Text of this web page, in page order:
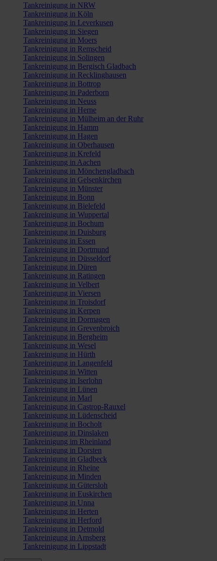
Tankreinigung in NRW
Tankreinigung in Köln
Tankreinigung in Leverkusen
Tankreinigung in Siegen
Tankreinigung in Moers
Tankreinigung in Remscheid
Tankreinigung in Solingen
Tankreinigung in Bergisch Gladbach
Tankreinigung in Recklinghausen
Tankreinigung in Bottrop
Tankreinigung in Paderborn
Tankreinigung in Neuss
Tankreinigung in Herne
Tankreinigung in Mülheim an der Ruhr
Tankreinigung in Hamm
Tankreinigung in Hagen
Tankreinigung in Oberhausen
Tankreinigung in Krefeld
Tankreinigung in Aachen
Tankreinigung in Mönchengladbach
Tankreinigung in Gelsenkirchen
Tankreinigung in Münster
Tankreinigung in Bonn
Tankreinigung in Bielefeld
Tankreinigung in Wuppertal
Tankreinigung in Bochum
Tankreinigung in Duisburg
Tankreinigung in Essen
Tankreinigung in Dortmund
Tankreinigung in Düsseldorf
Tankreinigung in Düren
Tankreinigung in Ratingen
Tankreinigung in Velbert
Tankreinigung in Viersen
Tankreinigung in Troisdorf
Tankreinigung in Kerpen
Tankreinigung in Dormagen
Tankreinigung in Grevenbroich
Tankreinigung in Bergheim
Tankreinigung in Wesel
Tankreinigung in Hürth
Tankreinigung in Langenfeld
Tankreinigung in Witten
Tankreinigung in Iserlohn
Tankreinigung in Lünen
Tankreinigung in Marl
Tankreinigung in Castrop-Rauxel
Tankreinigung in Lüdenscheid
Tankreinigung in Bocholt
Tankreinigung in Dinslaken
Tankreinigung im Rheinland
Tankreinigung in Dorsten
Tankreinigung in Gladbeck
Tankreinigung in Rheine
Tankreinigung in Minden
Tankreinigung in Gütersloh
Tankreinigung in Euskirchen
Tankreinigung in Unna
Tankreinigung in Herten
Tankreinigung in Herford
Tankreinigung in Detmold
Tankreinigung in Arnsberg
Tankreinigung in Lippstadt